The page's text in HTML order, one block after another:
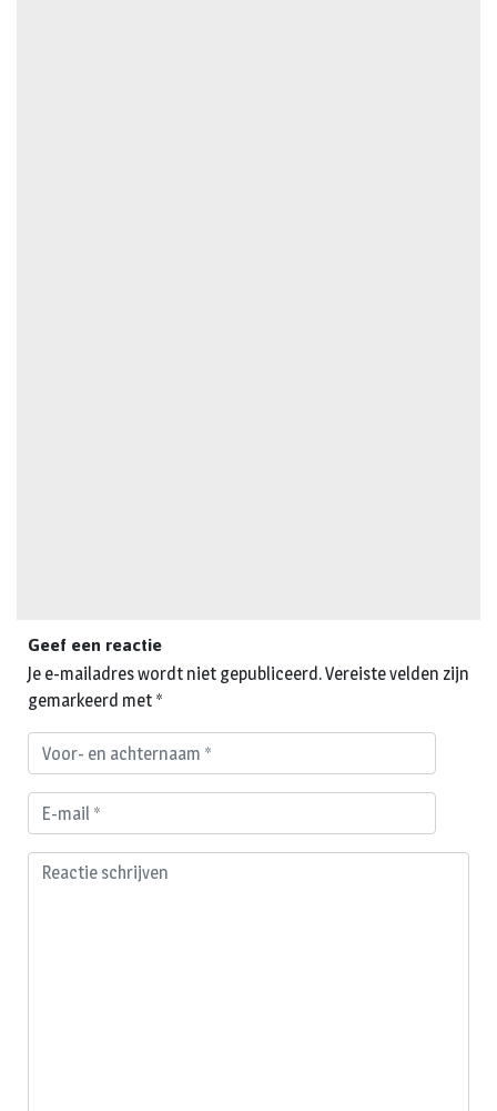
Geef een reactie
Je e-mailadres wordt niet gepubliceerd.Vereiste velden zijn
gemarkeerd met *